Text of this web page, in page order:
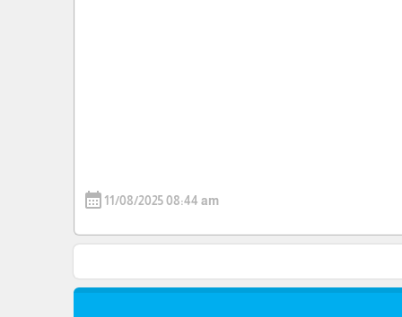
calendar_month 11/08/2025 08:44 am